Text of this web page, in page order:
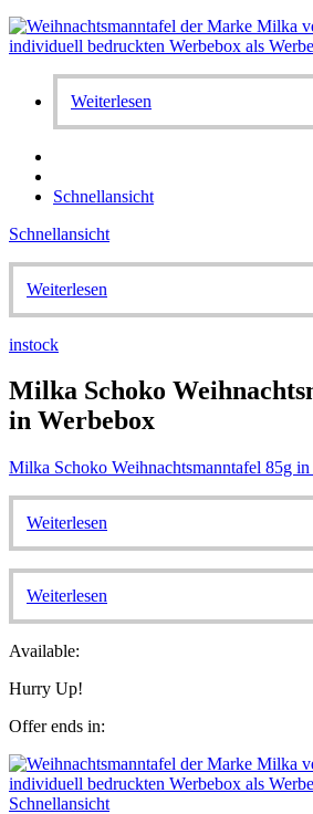
Weiterlesen
Schnellansicht
Schnellansicht
Weiterlesen
instock
Milka Schoko
in Werbebox
Milka Schoko Weihnachtsmanntafel 85g
Weiterlesen
Weiterlesen
Available:
Hurry Up!
Offer ends in:
Schnellansicht